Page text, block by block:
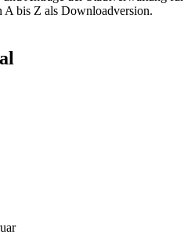
A bis Z als Downloadversion.